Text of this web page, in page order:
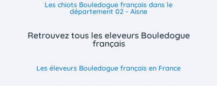
Les chiots Bouledogue français dans le
département 02 - Aisne
Retrouvez tous les eleveurs Bouledogue
français
Les éleveurs Bouledogue français en France